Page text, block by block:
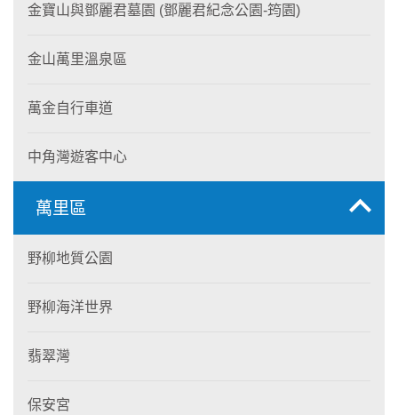
金寶山與鄧麗君墓園 (鄧麗君紀念公園-筠園)
金山萬里溫泉區
萬金自行車道
中角灣遊客中心
萬里區
野柳地質公園
野柳海洋世界
翡翠灣
保安宮